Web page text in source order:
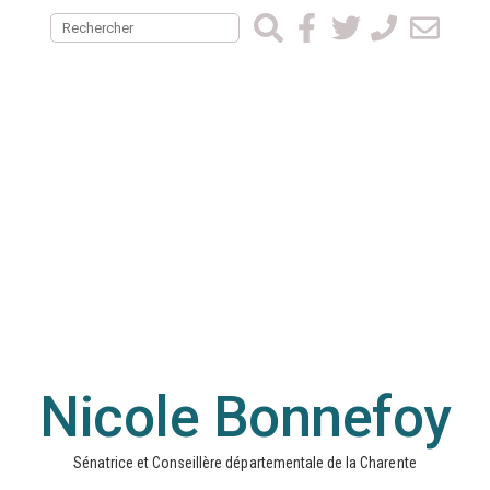
Nicole Bonnefoy
Sénatrice et Conseillère départementale de la Charente